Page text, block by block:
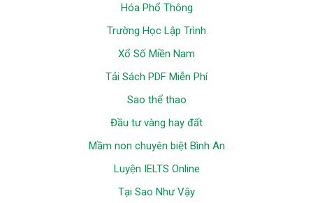
Hóa Phổ Thông
Trường Học Lập Trình
Xổ Số Miền Nam
Tải Sách PDF Miễn Phí
Sao thể thao
Đầu tư vàng hay đất
Mầm non chuyên biệt Bình An
Luyện IELTS Online
Tại Sao Như Vậy